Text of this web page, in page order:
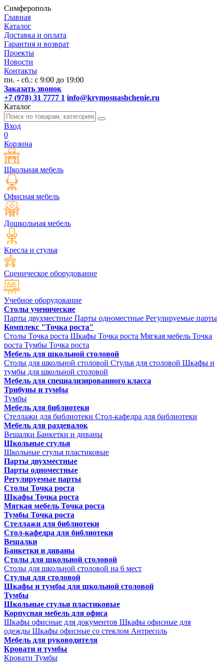
Симферополь
Главная
Каталог
Доставка и оплата
Гарантия и возврат
Проекты
Новости
Контакты
пн. - сб.: с 9:00 до 19:00
Заказать звонок
+7 (978) 31 7777 1 info@krymosnashchenie.ru
Каталог
Вход
0
Корзина
Школьная мебель
Офисная мебель
Дошкольная мебель
Кресла и стулья
Сценическое оборудование
Учебное оборудование
Столы ученические
Парты двухместные Парты одноместные Регулируемые парты
Комплекс "Точка роста"
Столы Точка роста Шкафы Точка роста Мягкая мебель Точка
роста Тумбы Точка роста
Мебель для школьной столовой
Столы для школьной столовой Стулья для столовой Шкафы и
тумбы для школьной столовой
Мебель для специализированного класса
Трибуны и тумбы
Тумбы
Мебель для библиотеки
Стеллажи для библиотеки Стол-кафедра для библиотеки
Мебель для раздевалок
Вешалки Банкетки и диваны
Школьные стулья
Школьные стулья пластиковые
Парты двухместные
Парты одноместные
Регулируемые парты
Столы Точка роста
Шкафы Точка роста
Мягкая мебель Точка роста
Тумбы Точка роста
Стеллажи для библиотеки
Стол-кафедра для библиотеки
Вешалки
Банкетки и диваны
Столы для школьной столовой
Столы для школьной столовой на 6 мест
Стулья для столовой
Шкафы и тумбы для школьной столовой
Тумбы
Школьные стулья пластиковые
Корпусная мебель для офиса
Шкафы офисные для документов Шкафы офисные для
одежды Шкафы офисные со стеклом Антресоль
Мебель для руководителя
Кровати и тумбы
Кровати Тумбы